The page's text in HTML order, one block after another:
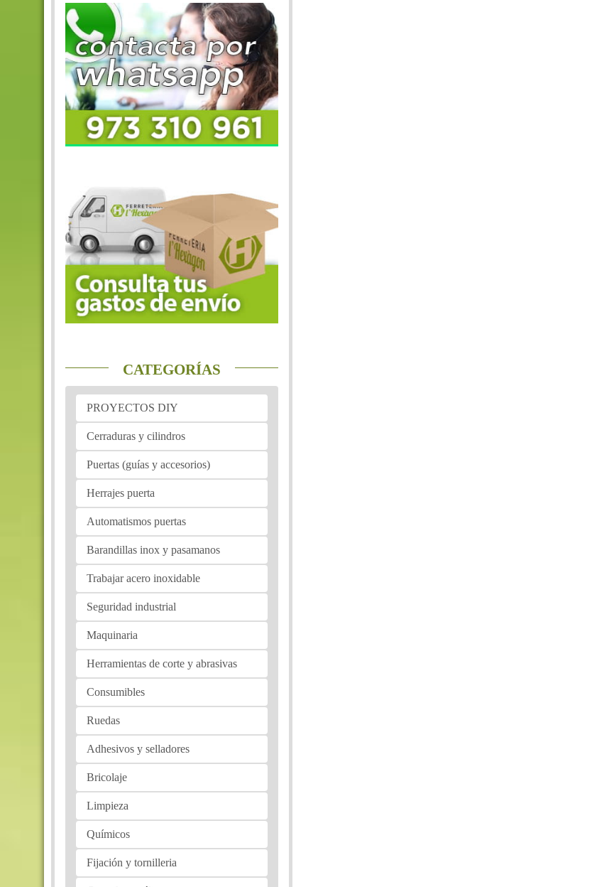
CATEGORÍAS
PROYECTOS DIY
Cerraduras y cilindros
Puertas (guías y accesorios)
Herrajes puerta
Automatismos puertas
Barandillas inox y pasamanos
Trabajar acero inoxidable
Seguridad industrial
Maquinaria
Herramientas de corte y abrasivas
Consumibles
Ruedas
Adhesivos y selladores
Bricolaje
Limpieza
Químicos
Fijación y tornilleria